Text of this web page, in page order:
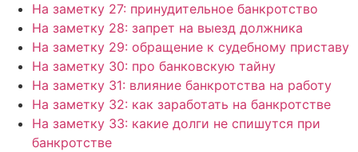
На заметку 27: принудительное банкротство
На заметку 28: запрет на выезд должника
На заметку 29: обращение к судебному приставу
На заметку 30: про банковскую тайну
На заметку 31: влияние банкротства на работу
На заметку 32: как заработать на банкротстве
На заметку 33: какие долги не спишутся при
банкротстве